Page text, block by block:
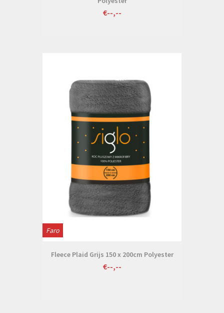
€--,--
Faro
Fleece Plaid Grijs 150 x 200cm Polyester
€--,--